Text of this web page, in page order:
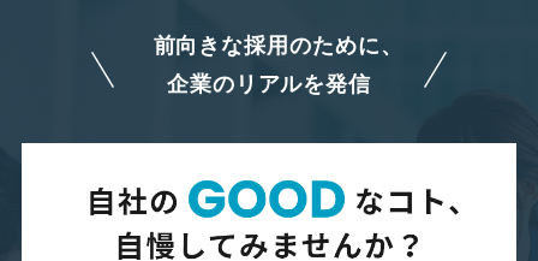
前向きな採用のために、
企業のリアルを発信